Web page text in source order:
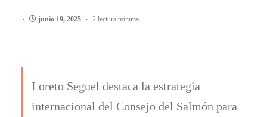
junio 19, 2025 2 lectura mínima
Loreto Seguel destaca la estrategia
internacional del Consejo del Salmón para